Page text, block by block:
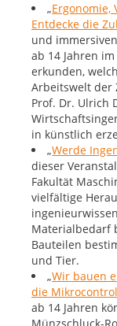
„Ergonomie,
Entdecke die
und
ab 14 Jahren
erkunden,
Arbeitswelt der
Prof. Dr. Ulrich
in künstlich
„Werde
dieser
Fakultät
vielfältige
Materialbedarf
Bauteilen
und Tier.
„Wir bauen
die
ab 14 Jahren